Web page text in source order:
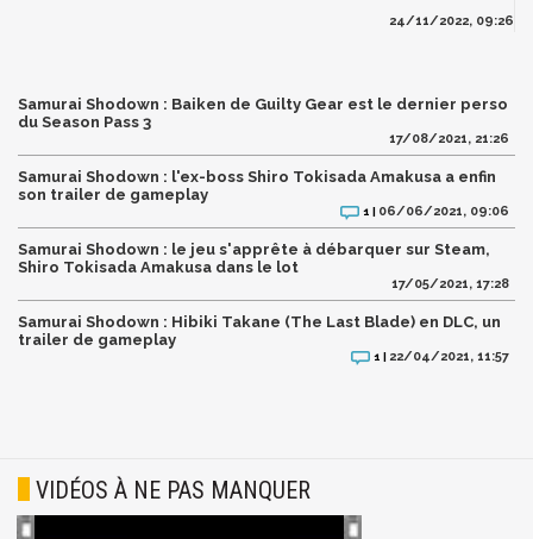
24/11/2022, 09:26
Samurai Shodown : Baiken de Guilty Gear est le dernier perso
du Season Pass 3
17/08/2021, 21:26
Samurai Shodown : l'ex-boss Shiro Tokisada Amakusa a enfin
son trailer de gameplay
1 | 06/06/2021, 09:06
Samurai Shodown : le jeu s'apprête à débarquer sur Steam,
Shiro Tokisada Amakusa dans le lot
17/05/2021, 17:28
Samurai Shodown : Hibiki Takane (The Last Blade) en DLC, un
trailer de gameplay
1 | 22/04/2021, 11:57
VIDÉOS À NE PAS MANQUER